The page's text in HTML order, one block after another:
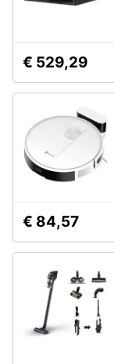
€ 529,29
€ 84,57